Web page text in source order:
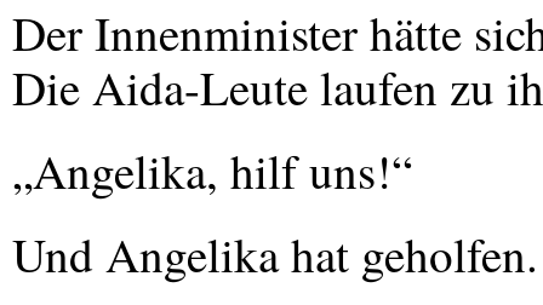
Der Innenminister hätte
Die Aida-Leute laufen zu
„Angelika, hilf uns!“
Und Angelika hat geholfen.